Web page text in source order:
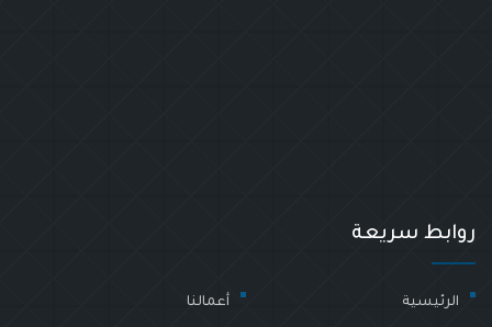
روابط سريعة
الرئيسية أعمالنا